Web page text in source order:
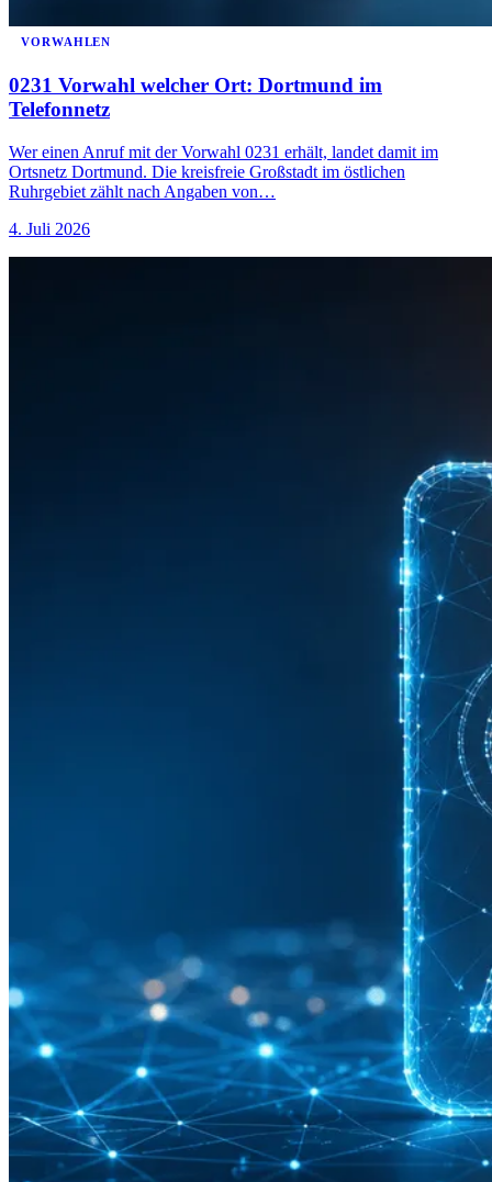
VORWAHLEN
0231 Vorwahl welcher Ort: Dortmund im
Telefonnetz
Wer einen Anruf mit der Vorwahl 0231 erhält, landet damit im
Ortsnetz Dortmund. Die kreisfreie Großstadt im östlichen
Ruhrgebiet zählt nach Angaben von…
4. Juli 2026